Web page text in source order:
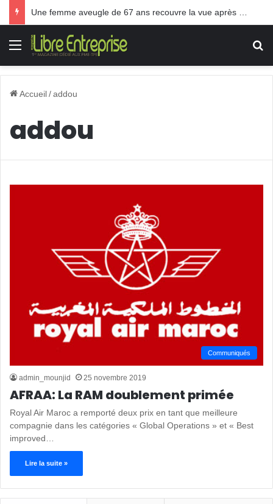
Menu
Accueil/addou
addou
Communiqués
admin_mounjid 25 novembre 2019
AFRAA: La RAM doublement primée
Royal Air Maroc a remporté deux prix en tant que meilleure
compagnie dans les catégories « Global Operations » et « Best
improved…
Lire la suite »